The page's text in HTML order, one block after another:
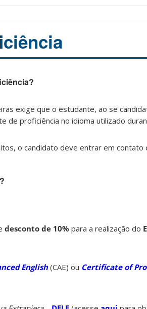
exige que o estudante, ao se
de proficiência no idioma utilizado
o candidato deve entrar em contato
desconto de 10% para a realização do
English(CAE) ou Certificate of